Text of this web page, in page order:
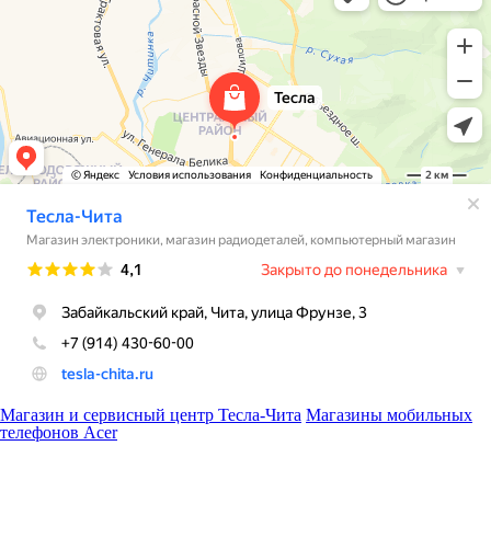
Магазин и сервисный центр Тесла-Чита Магазины мобильных
телефонов Acer